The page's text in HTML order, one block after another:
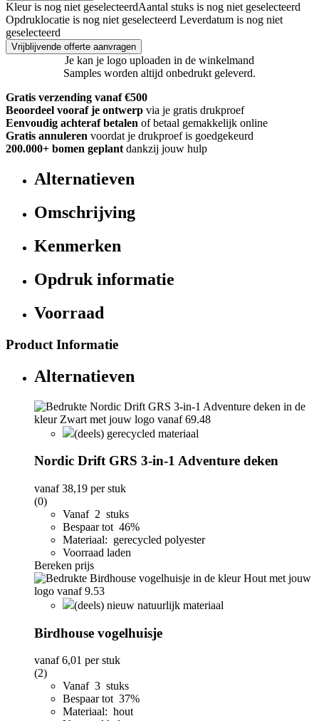
Kleur is nog niet geselecteerdAantal stuks is nog niet geselecteerd
Opdruklocatie is nog niet geselecteerd Leverdatum is nog niet
geselecteerd
Vrijblijvende offerte aanvragen
Je kan je logo uploaden in de winkelmand
Samples worden altijd onbedrukt geleverd.
Gratis verzending vanaf €500
Beoordeel vooraf je ontwerp via je gratis drukproef
Eenvoudig achteraf betalen of betaal gemakkelijk online
Gratis annuleren voordat je drukproef is goedgekeurd
200.000+ bomen geplant dankzij jouw hulp
Alternatieven
Omschrijving
Kenmerken
Opdruk informatie
Voorraad
Product Informatie
Alternatieven
(deels) gerecycled materiaal
Nordic Drift GRS 3-in-1 Adventure deken
vanaf38,19 per stuk
(0)
Vanaf 2 stuks
Bespaar tot 46%
Materiaal: gerecycled polyester
Voorraad laden
Bereken prijs
(deels) nieuw natuurlijk materiaal
Birdhouse vogelhuisje
vanaf6,01 per stuk
(2)
Vanaf 3 stuks
Bespaar tot 37%
Materiaal: hout